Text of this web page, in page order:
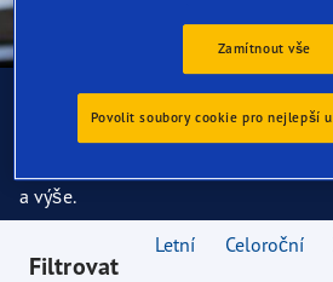
Letní pneumatiky
a výše.
Filtrovat
Letní Celoroční
Zamítnout vše
Povolit soubory cookie pro nejlepší